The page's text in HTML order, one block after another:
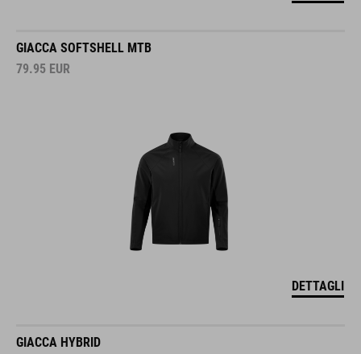
GIACCA SOFTSHELL MTB
79.95 EUR
DETTAGLI
GIACCA HYBRID